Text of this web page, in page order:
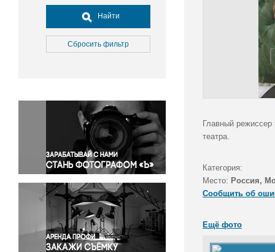
Досуг, туризм и отдых
Культура
Медицина
Окружающая среда
Политика
Правосудие
Происшествия и конфликты
Религия
Светская жизнь
Спорт
Экология
Экономика и бизнес
Найти
Сбросить фильтр
Главный
театра.
Категория:
Место: Россия,
Сообщить об
Ещё фото